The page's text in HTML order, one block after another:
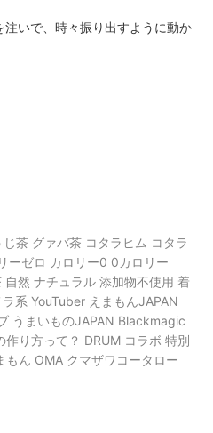
いで、時々振り出すように動か
茶 グァバ茶 コタラヒム コタラ
ーゼロ カロリー0 0カロリー
然 ナチュラル 添加物不使用 着
系 YouTuber えまもんJAPAN
うまいものJAPAN Blackmagic
り方って？ DRUM コラボ 特別
ん OMA クマザワコータロー